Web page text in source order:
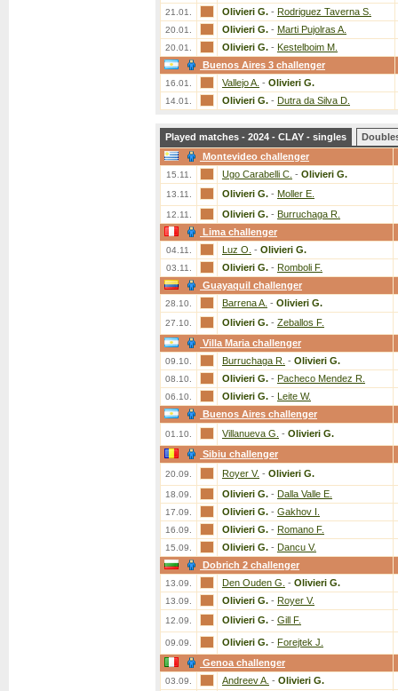
21.01. Olivieri G. - Rodriguez Taverna S.
20.01. Olivieri G. - Marti Pujolras A.
20.01. Olivieri G. - Kestelboim M.
Buenos Aires 3 challenger
16.01. Vallejo A. - Olivieri G.
14.01. Olivieri G. - Dutra da Silva D.
Played matches - 2024 - CLAY - singles
Montevideo challenger
15.11. Ugo Carabelli C. - Olivieri G.
13.11. Olivieri G. - Moller E.
12.11. Olivieri G. - Burruchaga R.
Lima challenger
04.11. Luz O. - Olivieri G.
03.11. Olivieri G. - Romboli F.
Guayaquil challenger
28.10. Barrena A. - Olivieri G.
27.10. Olivieri G. - Zeballos F.
Villa Maria challenger
09.10. Burruchaga R. - Olivieri G.
08.10. Olivieri G. - Pacheco Mendez R.
06.10. Olivieri G. - Leite W.
Buenos Aires challenger
01.10. Villanueva G. - Olivieri G.
Sibiu challenger
20.09. Royer V. - Olivieri G.
18.09. Olivieri G. - Dalla Valle E.
17.09. Olivieri G. - Gakhov I.
16.09. Olivieri G. - Romano F.
15.09. Olivieri G. - Dancu V.
Dobrich 2 challenger
13.09. Den Ouden G. - Olivieri G.
13.09. Olivieri G. - Royer V.
12.09. Olivieri G. - Gill F.
09.09. Olivieri G. - Forejtek J.
Genoa challenger
03.09. Andreev A. - Olivieri G.